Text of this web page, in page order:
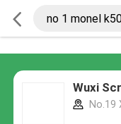
Wuxi
No.19